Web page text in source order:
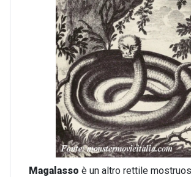
Magalasso è un altro rettile